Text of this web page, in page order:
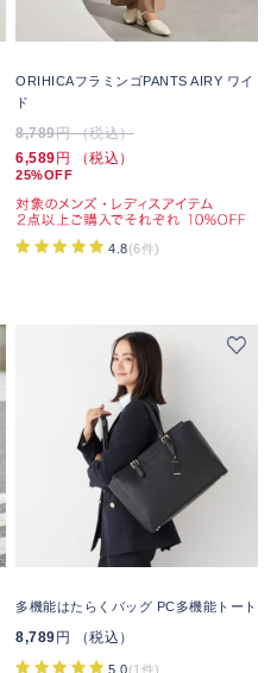
ORIHICAフラミンゴPANTS AIRY ワイ
ド
8,789円 （税込）
6,589円 （税込）
25%OFF
4.8(6件)
多機能はたらくバッグ PC多機能トート
8,789円 （税込）
5.0(1件)